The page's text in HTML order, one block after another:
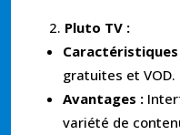
Pluto TV :
Caractéristiques
gratuites et VOD.
Avantages :
variété de